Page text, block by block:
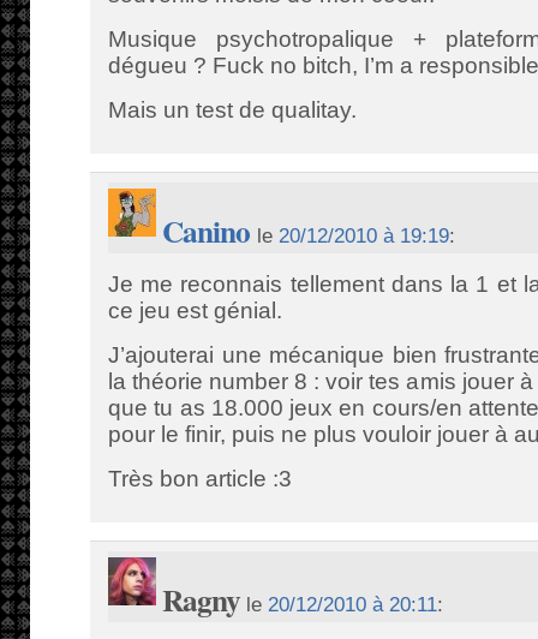
Musique psychotropalique +
dégueu ? Fuck no bitch, I’m a
Mais un test de qualitay.
Canino le 20/12/2010 à 19:19:
Je me reconnais tellement dans la 1 et
ce jeu est génial.
J’ajouterai une mécanique bien
la théorie number 8 : voir tes amis jouer
que tu as 18.000 jeux en cours/en
pour le finir, puis ne plus vouloir jouer à
Très bon article :3
Ragny le20/12/2010 à 20:11: